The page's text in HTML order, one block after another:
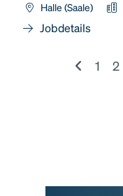
Halle (Saale)
Jobdetails
1 2